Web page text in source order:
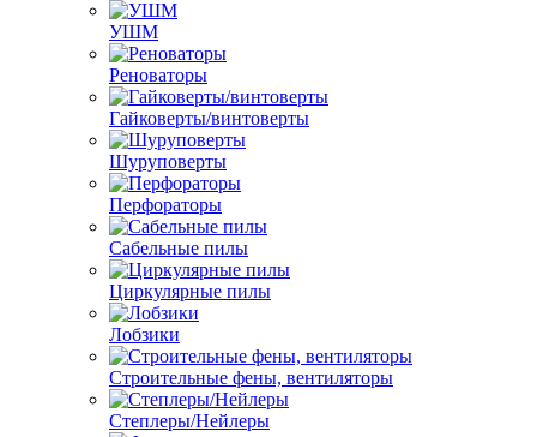
УШМ
Реноваторы
Гайковерты/винтоверты
Шуруповерты
Перфораторы
Сабельные пилы
Циркулярные пилы
Лобзики
Строительные фены, вентиляторы
Степлеры/Нейлеры